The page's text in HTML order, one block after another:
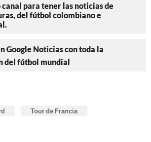
canal para tener las noticias de
del fútbol colombiano e
Google Noticias con toda la
del fútbol mundial
Tour de Francia